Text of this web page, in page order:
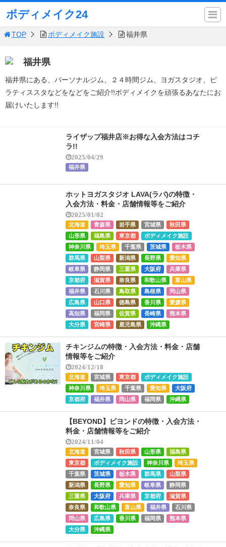
ボディメイク24
TOP ボディメイク施設 福井県
福井県
福井県にある、パーソナルジム、２４時間ジム、ヨガスタジオ、ピ
ラティススタなどをなどをご紹介!!ボディメイクを頑張るあなたにお
届けいたします!!
ライザップ福井店※お得な入会方法はコチ
ラ!!
2025/04/29
福井県
ホットヨガスタジオ LAVA(ラバ)の特徴・
入会方法・料金・店舗情報等をご紹介
2025/01/02
北海道 青森県 岩手県 宮城県
秋田県
山形県
福島県 東京都
ボディメイク施設
神奈川県
埼玉県 千葉県 茨城県
栃木県
群馬県
山梨県 新潟県 長野県
愛知県
岐阜県
静岡県 三重県 大阪府
兵庫県
京都府
滋賀県 奈良県 和歌山県
富山県
福井県
石川県 鳥取県 島根県
岡山県
広島県
山口県 徳島県 香川県
愛媛県
高知県
福岡県 佐賀県 長崎県
熊本県
大分県
宮崎県 鹿児島県 沖縄県
チキンジムの特徴・入会方法・料金・店舗
情報等をご紹介
2024/12/18
北海道 宮城県 東京都
ボディメイク施設
神奈川県
埼玉県 千葉県 愛知県
大阪府
京都府
福井県 岡山県 福岡県 沖縄県
【BEYOND】ビヨンドの特徴・入会方法・
料金・店舗情報等をご紹介
2024/11/04
北海道 宮城県 秋田県 山形県
福島県
東京都
ボディメイク施設 神奈川県
埼玉県
千葉県
茨城県 栃木県 群馬県
山梨県
新潟県
長野県 愛知県 岐阜県
静岡県
三重県
大阪府 兵庫県 京都府
滋賀県
奈良県
和歌山県 富山県 福井県
石川県
岡山県
広島県 香川県 福岡県
熊本県
大分県
沖縄県